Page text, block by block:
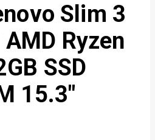
Slim 3
Ryzen
SSD
15.3″